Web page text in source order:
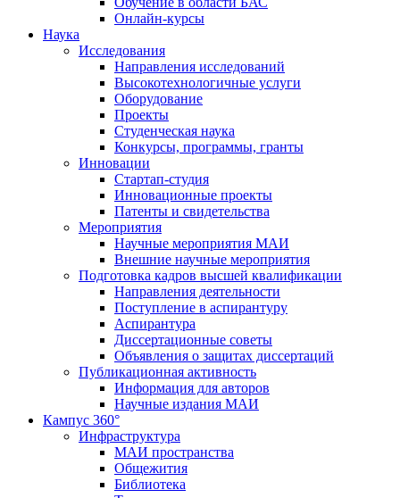
Онлайн-курсы
Наука
Исследования
Направления исследований
Высокотехнологичные услуги
Оборудование
Проекты
Студенческая наука
Конкурсы, программы, гранты
Инновации
Стартап-студия
Инновационные проекты
Патенты и свидетельства
Мероприятия
Научные мероприятия МАИ
Внешние научные мероприятия
Подготовка кадров высшей квалификации
Направления деятельности
Поступление в аспирантуру
Аспирантура
Диссертационные советы
Объявления о защитах диссертаций
Публикационная активность
Информация для авторов
Научные издания МАИ
Кампус 360°
Инфраструктура
МАИ пространства
Общежития
Библиотека